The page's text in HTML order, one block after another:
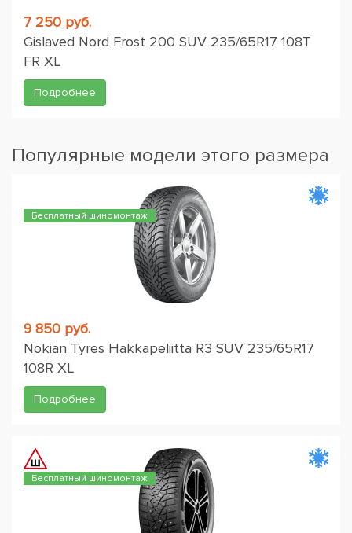
7 250 руб.
Gislaved Nord Frost 200 SUV 235/65R17 108T
FR XL
Подробнее
Популярные модели этого размера
Бесплатный шиномонтаж
9 850 руб.
Nokian Tyres Hakkapeliitta R3 SUV 235/65R17
108R XL
Подробнее
Бесплатный шиномонтаж